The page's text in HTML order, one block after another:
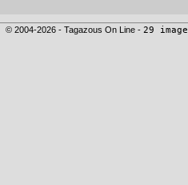
© 2004-2026 - Tagazous On Line - 29